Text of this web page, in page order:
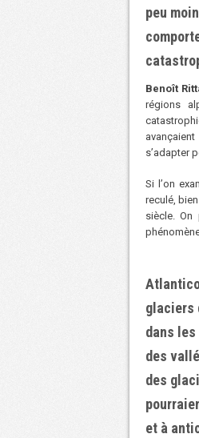
peu
Benoît
régions
sʼadapter
Si lʼon
reculé,
siècle. On
glaciers
dans les
des
des
et à